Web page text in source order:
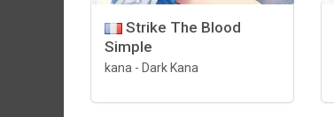
Strike The Blood
Simple
kana - Dark Kana